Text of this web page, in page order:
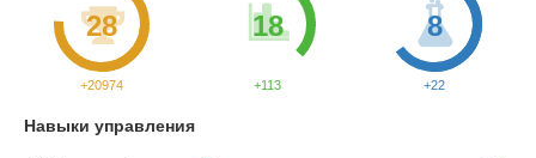
28
+20974
18
+113
8
+22
Навыки управления